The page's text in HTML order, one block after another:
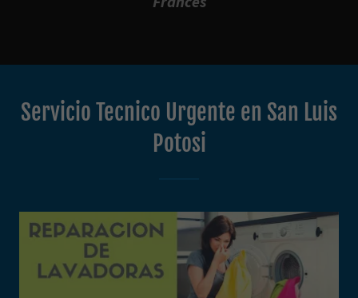
Servicio Tecnico Urgente en San Luis
Potosi